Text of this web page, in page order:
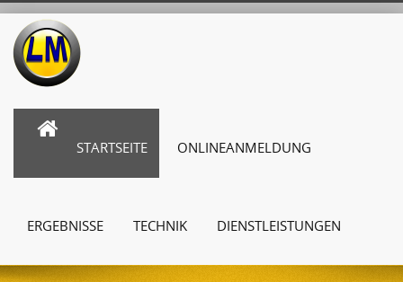
STARTSEITE ONLINEANMELDUNG
ERGEBNISSE TECHNIK DIENSTLEISTUNGEN